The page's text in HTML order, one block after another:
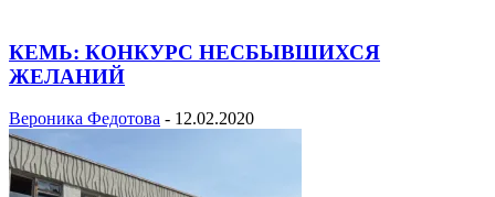
КЕМЬ: КОНКУРС НЕСБЫВШИХСЯ
ЖЕЛАНИЙ
Вероника Федотова - 12.02.2020